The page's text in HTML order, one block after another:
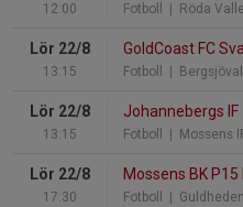
12:00 Fotboll | Röda
Lör 22/8
13:15
GoldCoast FC
Fotboll |
Lör 22/8
13:15
Johannebergs IF
Fotboll | Mossens
Lör 22/8
17:30
Mossens BK P15
Fotboll |